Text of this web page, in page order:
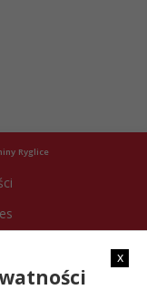
Ryglice
x